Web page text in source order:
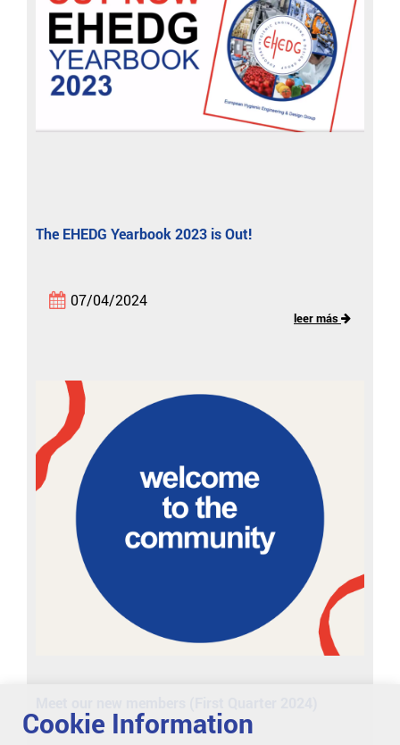
The EHEDG Yearbook 2023 is Out!
07/04/2024
leer más
Cookie Information